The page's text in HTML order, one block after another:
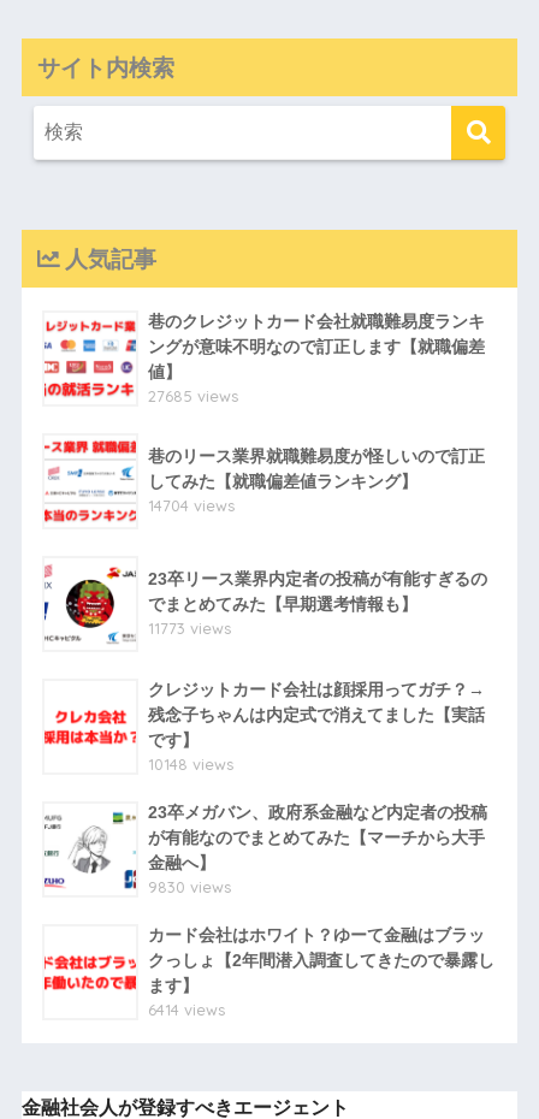
サイト内検索
人気記事
巷のクレジットカード会社就職難易度ランキ
ングが意味不明なので訂正します【就職偏差
値】
27685 views
巷のリース業界就職難易度が怪しいので訂正
してみた【就職偏差値ランキング】
14704 views
23卒リース業界内定者の投稿が有能すぎるの
でまとめてみた【早期選考情報も】
11773 views
クレジットカード会社は顔採用ってガチ？→
残念子ちゃんは内定式で消えてました【実話
です】
10148 views
23卒メガバン、政府系金融など内定者の投稿
が有能なのでまとめてみた【マーチから大手
金融へ】
9830 views
カード会社はホワイト？ゆーて金融はブラッ
クっしょ【2年間潜入調査してきたので暴露し
ます】
6414 views
金融社会人が登録すべきエージェント